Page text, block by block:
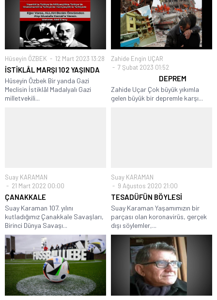
Hüseyin ÖZBEK 12 Mart 2023 13:28
İSTİKLÂL MARŞI 102 YAŞINDA
Hüseyin Özbek Bir yanda Gazi
Meclisin İstiklâl Madalyalı Gazi
milletvekili...
Zahide Engin UÇAR
7 Şubat 2023 01:52
DEPREM
Zahide Uçar Çok büyük yıkımla
gelen büyük bir depremle karşı...
Suay KARAMAN
21 Mart 2022 00:00
ÇANAKKALE
Suay Karaman 107. yılını
kutladığımız Çanakkale Savaşları,
Birinci Dünya Savaşı...
Suay KARAMAN
9 Ağustos 2020 21:00
TESADÜFÜN BÖYLESİ
Suay Karaman Yaşamımızın bir
parçası olan koronavirüs, gerçek
dışı söylemler,...